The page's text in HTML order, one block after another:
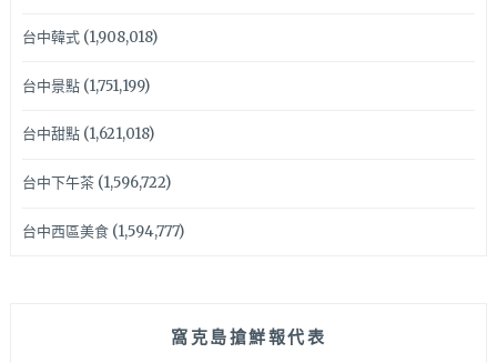
台中韓式(1,908,018)
台中景點(1,751,199)
台中甜點(1,621,018)
台中下午茶(1,596,722)
台中西區美食(1,594,777)
窩克島搶鮮報代表